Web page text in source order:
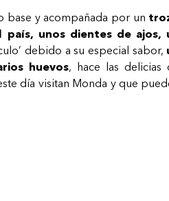
base y acompañada por un
unos dientes de ajos,
debido a su especial sabor,
huevos, hace las delicias
día visitan Monda y que